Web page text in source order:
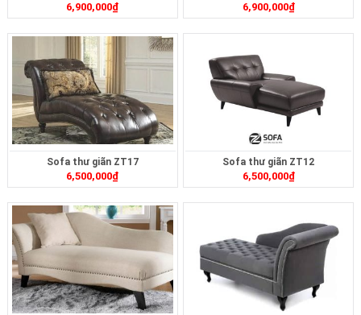
6,900,000₫ 6,900,000₫
Sofa thư giãn ZT17
6,500,000₫
Sofa thư giãn ZT12
6,500,000₫